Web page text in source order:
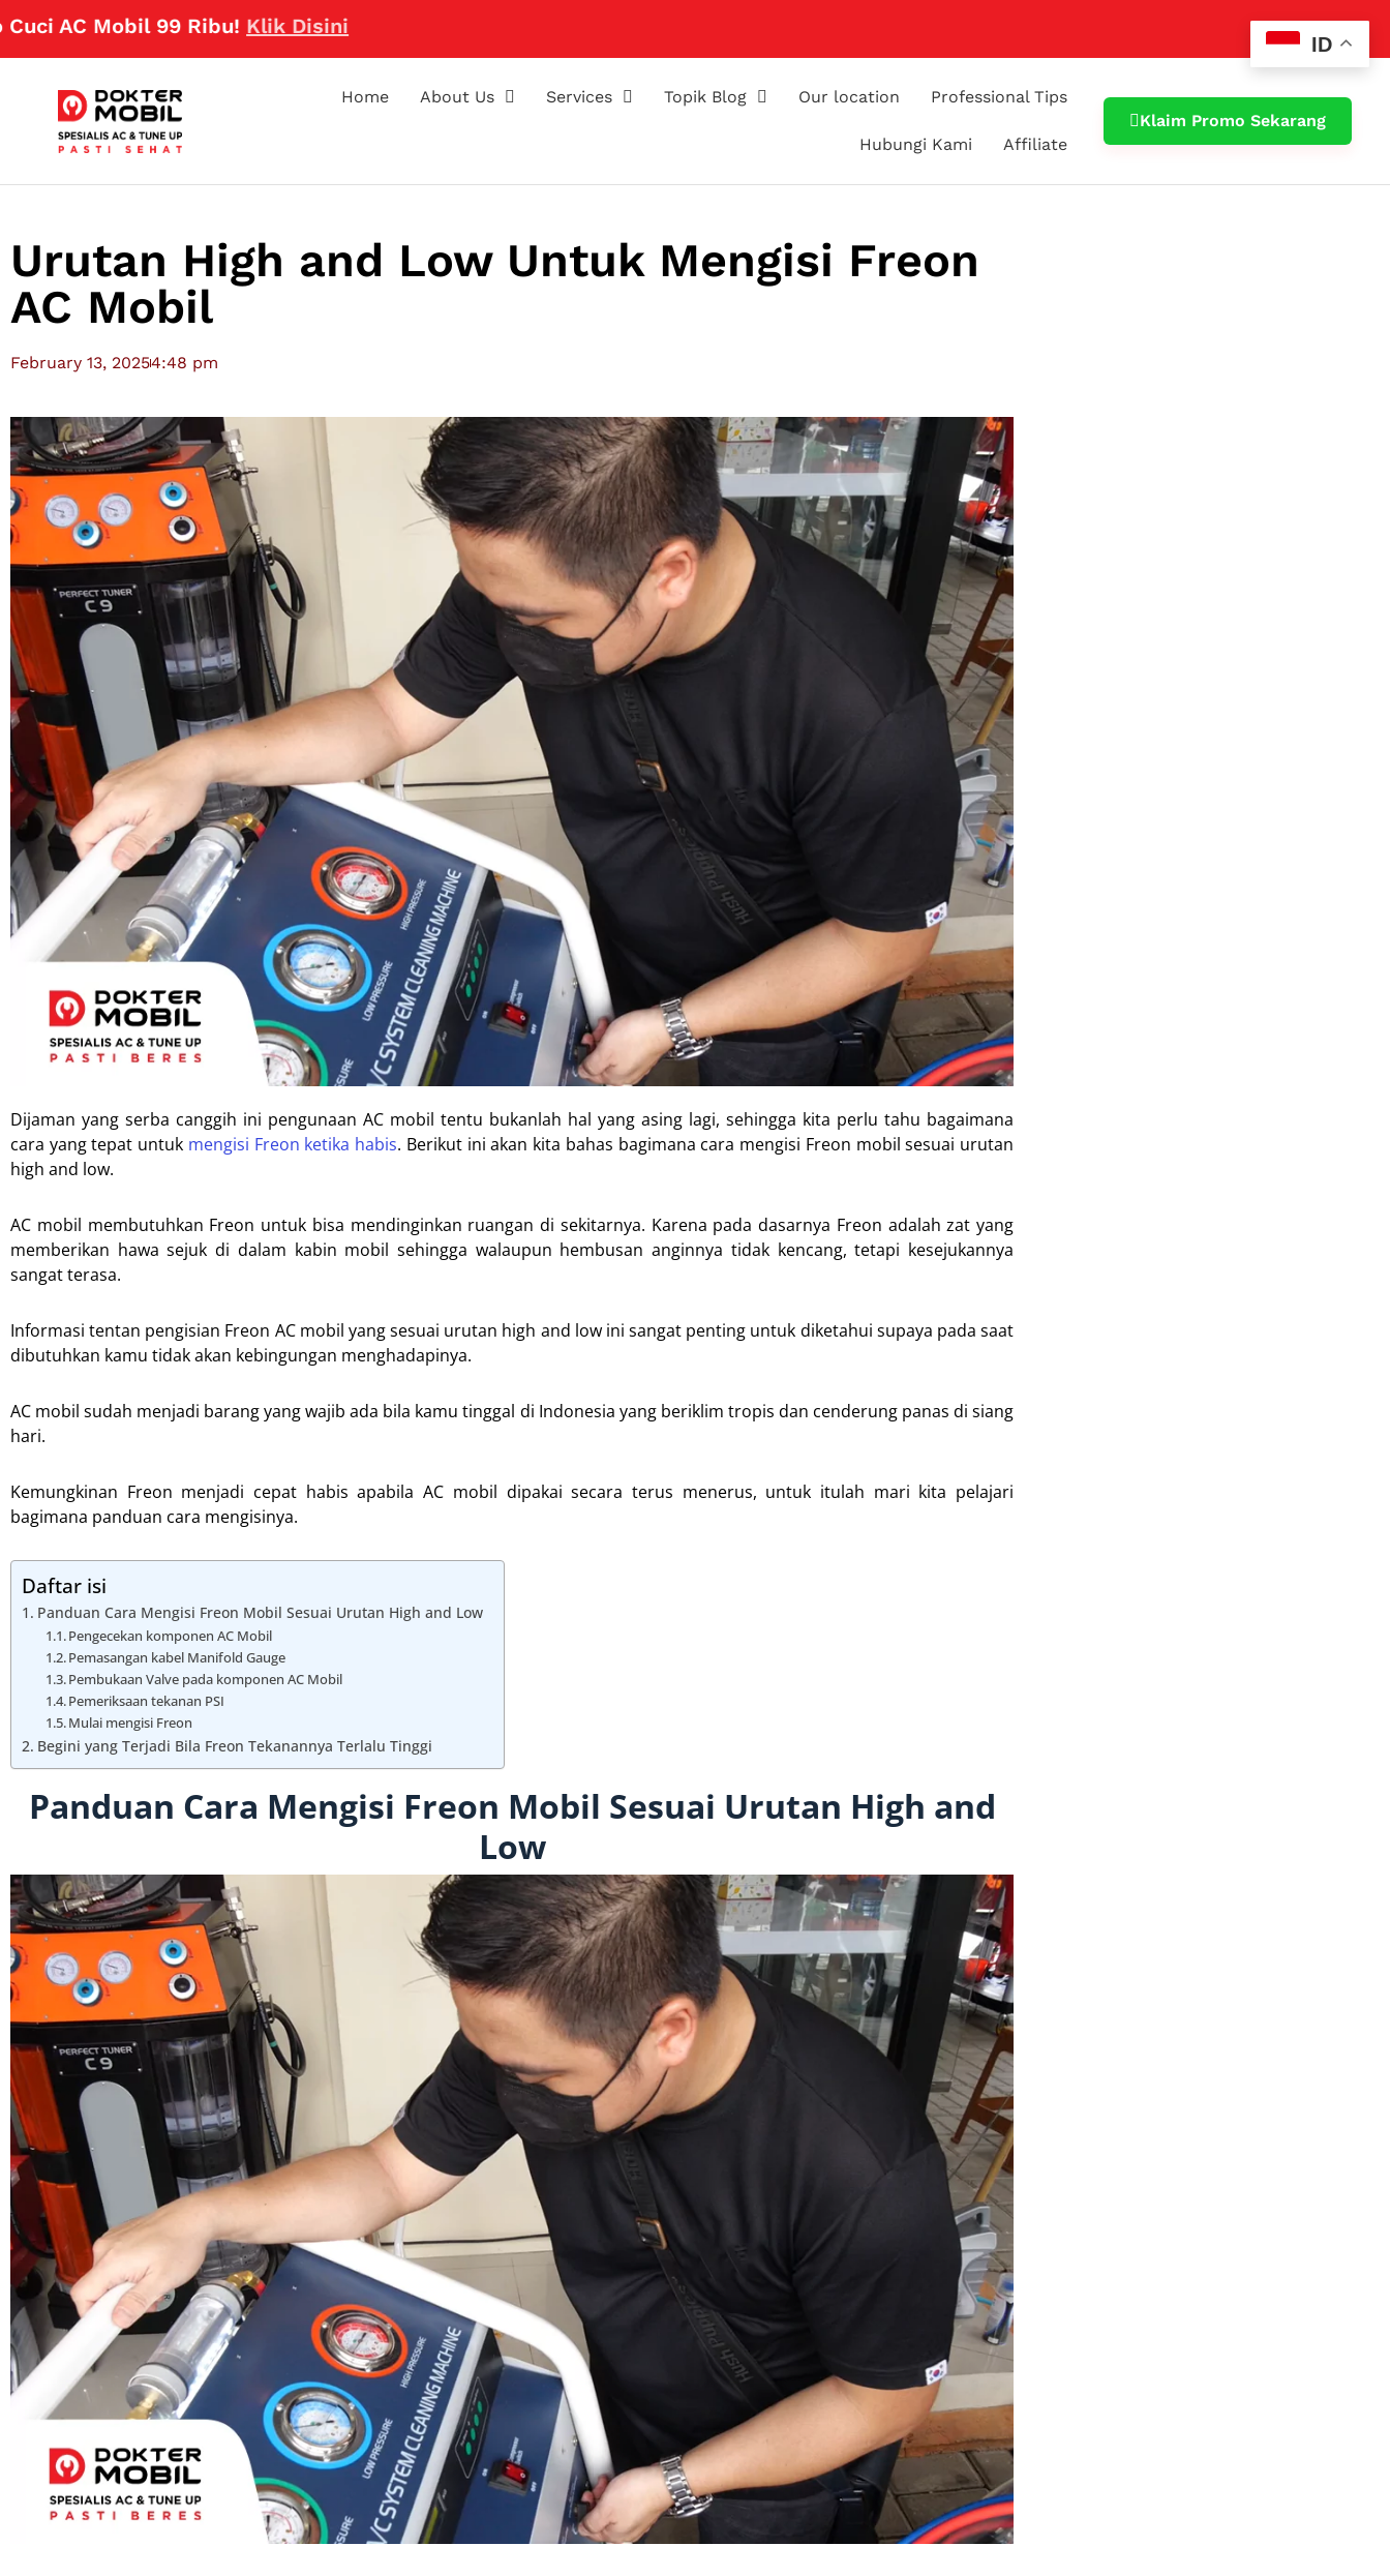
99 Ribu!Klik Disini
Home About Us Services Topik Blog Our location Professional Tips
Hubungi Kami Affiliate
Klaim Promo Sekarang
Urutan High and Low Untuk Mengisi Freon
AC Mobil
February 13, 20254:48 pm
Dijaman yang serba canggih ini pengunaan AC mobil tentu bukanlah hal yang asing lagi, sehingga kita perlu tahu bagaimana
cara yang tepat untuk mengisi Freon ketika habis. Berikut ini akan kita bahas bagimana cara mengisi Freon mobil sesuai urutan
high and low.
AC mobil membutuhkan Freon untuk bisa mendinginkan ruangan di sekitarnya. Karena pada dasarnya Freon adalah zat yang
memberikan hawa sejuk di dalam kabin mobil sehingga walaupun hembusan anginnya tidak kencang, tetapi kesejukannya
sangat terasa.
Informasi tentan pengisian Freon AC mobil yang sesuai urutan high and low ini sangat penting untuk diketahui supaya pada saat
dibutuhkan kamu tidak akan kebingungan menghadapinya.
AC mobil sudah menjadi barang yang wajib ada bila kamu tinggal di Indonesia yang beriklim tropis dan cenderung panas di siang
hari.
Kemungkinan Freon menjadi cepat habis apabila AC mobil dipakai secara terus menerus, untuk itulah mari kita pelajari
bagimana panduan cara mengisinya.
Daftar isi
Panduan Cara Mengisi Freon Mobil Sesuai Urutan High and Low
Pengecekan komponen AC Mobil
Pemasangan kabel Manifold Gauge
Pembukaan Valve pada komponen AC Mobil
Pemeriksaan tekanan PSI
Mulai mengisi Freon
Begini yang Terjadi Bila Freon Tekanannya Terlalu Tinggi
Panduan Cara Mengisi Freon Mobil Sesuai Urutan High and
Low
ID